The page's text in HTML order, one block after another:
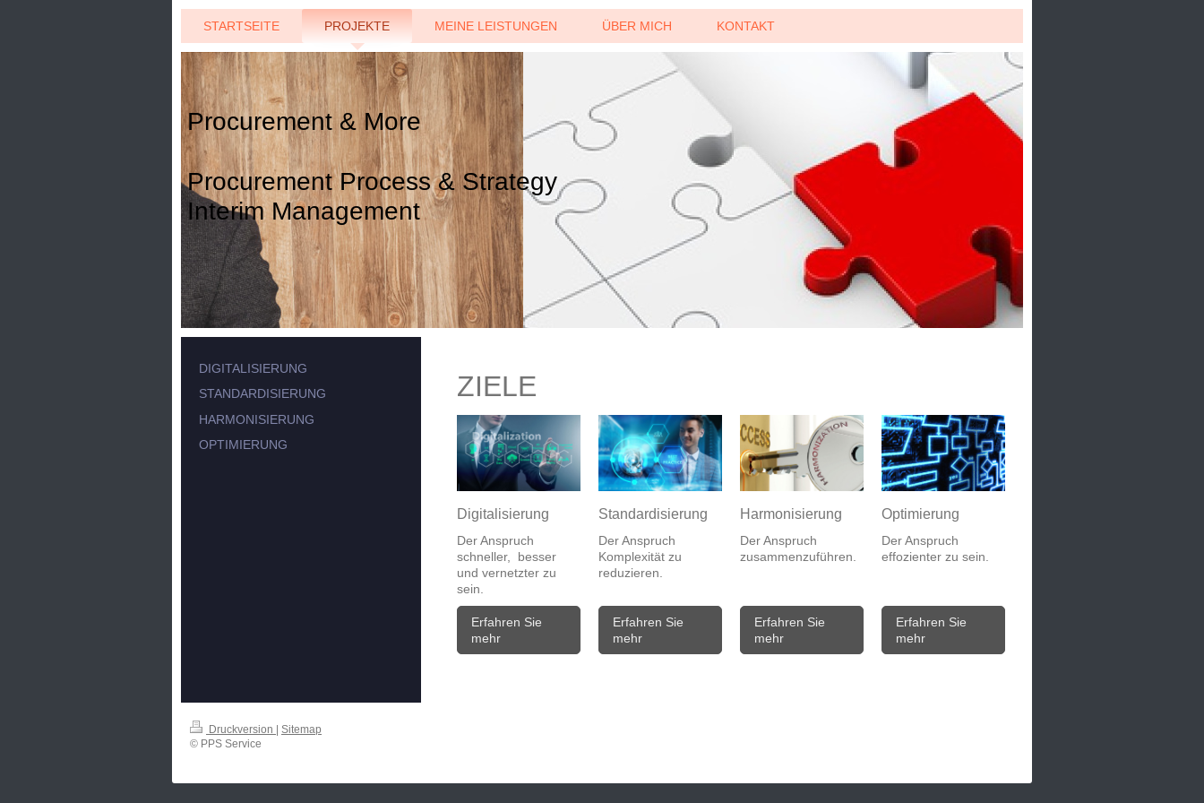
STARTSEITE PROJEKTE MEINE LEISTUNGEN ÜBER MICH KONTAKT
Procurement & More
Procurement Process & Strategy
Interim Management
ZIELE
Digitalisierung
Der Anspruch
schneller, besser
und vernetzter zu
sein.
Erfahren Sie
mehr
Standardisierung
Der Anspruch
Komplexität zu
reduzieren.
Erfahren Sie
mehr
Harmonisierung
Der Anspruch
zusammenzuführen.
Erfahren Sie
mehr
Optimierung
Der Anspruch
effozienter zu sein.
Erfahren Sie
mehr
DIGITALISIERUNG
STANDARDISIERUNG
HARMONISIERUNG
OPTIMIERUNG
Druckversion | Sitemap
© PPS Service